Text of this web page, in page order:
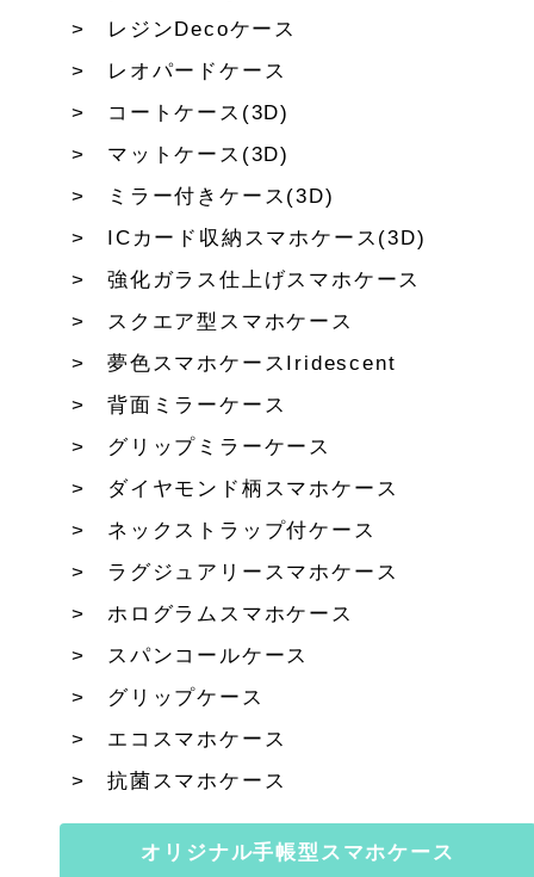
レジンDecoケース
レオパードケース
コートケース(3D)
マットケース(3D)
ミラー付きケース(3D)
ICカード収納スマホケース(3D)
強化ガラス仕上げスマホケース
スクエア型スマホケース
夢色スマホケースIridescent
背面ミラーケース
グリップミラーケース
ダイヤモンド柄スマホケース
ネックストラップ付ケース
ラグジュアリースマホケース
ホログラムスマホケース
スパンコールケース
グリップケース
エコスマホケース
抗菌スマホケース
オリジナル手帳型スマホケース